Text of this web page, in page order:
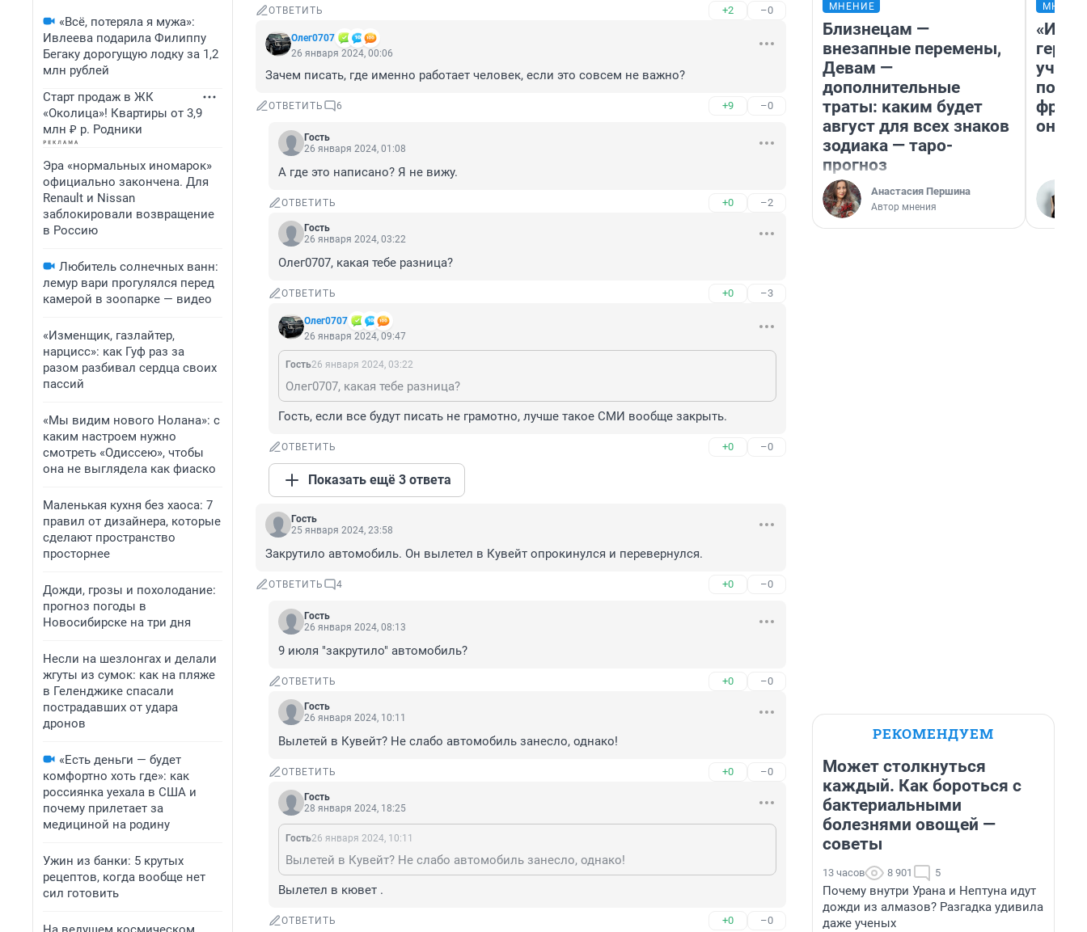
«Всё, потеряла я мужа»:
Ивлеева подарила Филиппу
Бегаку дорогущую лодку за 1,2
млн рублей
Старт продаж в ЖК
«Околица»! Квартиры от 3,9
млн ₽ р. Родники
Эра «нормальных иномарок»
официально закончена. Для
Renault и Nissan
заблокировали возвращение
в Россию
Любитель солнечных ванн:
лемур вари прогулялся перед
камерой в зоопарке — видео
«Изменщик, газлайтер,
нарцисс»: как Гуф раз за
разом разбивал сердца своих
пассий
«Мы видим нового Нолана»: с
каким настроем нужно
смотреть «Одиссею», чтобы
она не выглядела как фиаско
Маленькая кухня без хаоса: 7
правил от дизайнера, которые
сделают пространство
просторнее
Дожди, грозы и похолодание:
прогноз погоды в
Новосибирске на три дня
Несли на шезлонгах и делали
жгуты из сумок: как на пляже
в Геленджике спасали
пострадавших от удара
дронов
«Есть деньги — будет
комфортно хоть где»: как
россиянка уехала в США и
почему прилетает за
медициной на родину
Ужин из банки: 5 крутых
рецептов, когда вообще нет
сил готовить
ОТВЕТИТЬ +2 –0
Олег0707
26 января 2024, 00:06
Зачем писать, где именно работает человек, если это совсем не важно?
ОТВЕТИТЬ 6 +9 –0
Гость
26 января 2024, 01:08
А где это написано? Я не вижу.
ОТВЕТИТЬ +0 –2
Гость
26 января 2024, 03:22
Олег0707, какая тебе разница?
ОТВЕТИТЬ +0 –3
Олег0707
26 января 2024, 09:47
Гость26 января 2024, 03:22
Олег0707, какая тебе разница?
Гость, если все будут писать не грамотно, лучше такое СМИ вообще закрыть.
ОТВЕТИТЬ +0 –0
Показать ещё 3 ответа
Гость
25 января 2024, 23:58
Закрутило автомобиль. Он вылетел в Кувейт опрокинулся и перевернулся.
ОТВЕТИТЬ 4 +0 –0
Гость
26 января 2024, 08:13
9 июля "закрутило" автомобиль?
ОТВЕТИТЬ +0 –0
Гость
26 января 2024, 10:11
Вылетей в Кувейт? Не слабо автомобиль занесло, однако!
ОТВЕТИТЬ +0 –0
Гость
28 января 2024, 18:25
Гость26 января 2024, 10:11
Вылетей в Кувейт? Не слабо автомобиль занесло, однако!
Вылетел в кювет .
ОТВЕТИТЬ +0 –0
МНЕНИЕ
Близнецам —
внезапные перемены,
Девам —
дополнительные
траты: каким будет
август для всех знаков
зодиака — таро-
прогноз
Анастасия Першина
Автор мнения
учит
она
РЕКОМЕНДУЕМ
Может столкнуться
каждый. Как бороться с
бактериальными
болезнями овощей —
советы
13 часов 8 901 5
Почему внутри Урана и Нептуна идут
дожди из алмазов? Разгадка удивила
даже ученых